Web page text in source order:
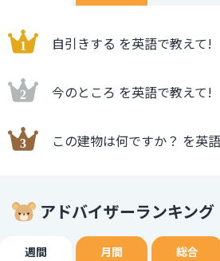
自引きする を英語で教えて!
今のところ を英語で教えて!
この建物は何ですか？ を英
アドバイザーランキング
週間 月間 総合